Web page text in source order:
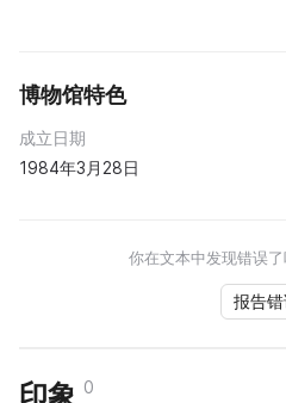
博物馆特色
成立日期
1984年3月28日
你在文本中发现错误
报告
印象 0